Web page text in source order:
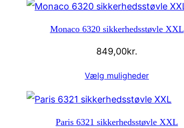
Monaco 6320 sikkerhedsstøvle XXL
849,00kr.
Vælg muligheder
Paris 6321 sikkerhedsstøvle XXL